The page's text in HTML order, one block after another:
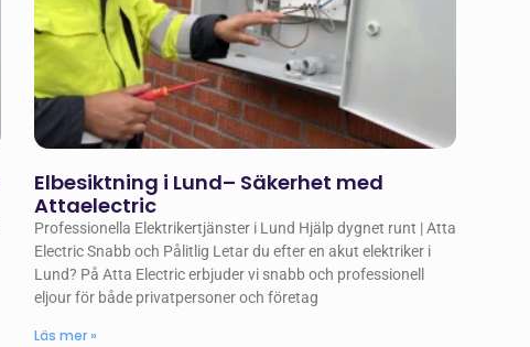
Elbesiktning i Lund– Säkerhet med
Attaelectric
Professionella Elektrikertjänster i Lund Hjälp dygnet runt | Atta
Electric Snabb och Pålitlig Letar du efter en akut elektriker i
Lund? På Atta Electric erbjuder vi snabb och professionell
eljour för både privatpersoner och företag
Läs mer »